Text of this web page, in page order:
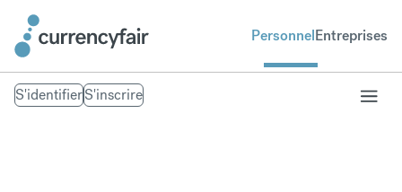
PersonnelEntreprises
S'identifierS'inscrire